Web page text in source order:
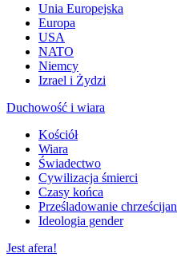
Unia Europejska
Europa
USA
NATO
Niemcy
Izrael i Żydzi
Duchowość i wiara
Kościół
Wiara
Świadectwo
Cywilizacja śmierci
Czasy końca
Prześladowanie chrześcijan
Ideologia gender
Jest afera!